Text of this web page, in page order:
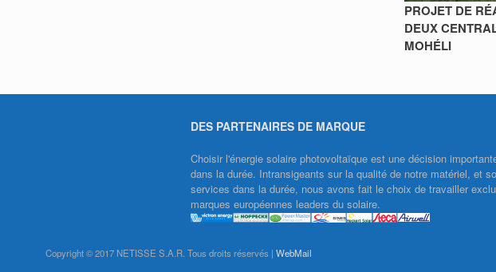
PROJET DE
DEUX
MOHÉLI
DES PARTENAIRES DE MARQUE
Choisir l'énergie solaire photovoltaïque est une décision
dans la durée. Intransigeants sur la qualité de notre matériel, et
services dans la durée, nous avons fait le choix de travailler
marques européennes leaders du solaire.
Copyright © 2017 NETISSE S.A.R. Tous droits réservés | WebMail